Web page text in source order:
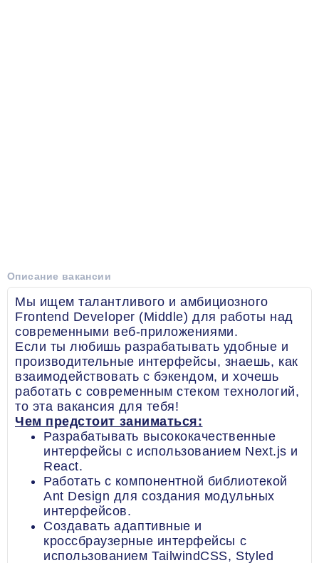
Описание вакансии
Мы ищем талантливого и амбициозного
Frontend Developer (Middle) для работы над
современными веб-приложениями.
Если ты любишь разрабатывать удобные и
производительные интерфейсы, знаешь, как
взаимодействовать с бэкендом, и хочешь
работать с современным стеком технологий,
то эта вакансия для тебя!
Чем предстоит заниматься:
Разрабатывать высококачественные
интерфейсы с использованием Next.js и
React.
Работать с компонентной библиотекой
Ant Design для создания модульных
интерфейсов.
Создавать адаптивные и
кроссбраузерные интерфейсы с
использованием TailwindCSS, Styled